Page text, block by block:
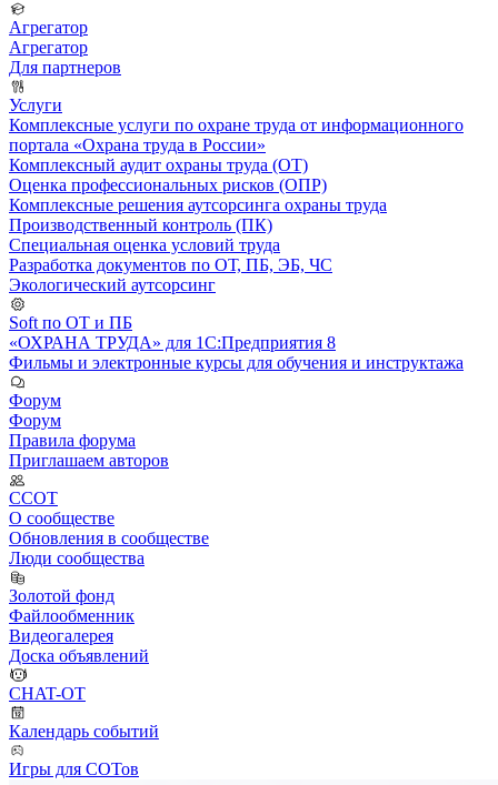
Агрегатор
Агрегатор
Для партнеров
Услуги
Комплексные услуги по охране труда от информационного
портала «Охрана труда в России»
Комплексный аудит охраны труда (ОТ)
Оценка профессиональных рисков (ОПР)
Комплексные решения аутсорсинга охраны труда
Производственный контроль (ПК)
Специальная оценка условий труда
Разработка документов по ОТ, ПБ, ЭБ, ЧС
Экологический аутсорсинг
Soft по ОТ и ПБ
«ОХРАНА ТРУДА» для 1С:Предприятия 8
Фильмы и электронные курсы для обучения и инструктажа
Форум
Форум
Правила форума
Приглашаем авторов
ССОТ
О сообществе
Обновления в сообществе
Люди сообщества
Золотой фонд
Файлообменник
Видеогалерея
Доска объявлений
CHAT-OT
Календарь событий
Игры для СОТов